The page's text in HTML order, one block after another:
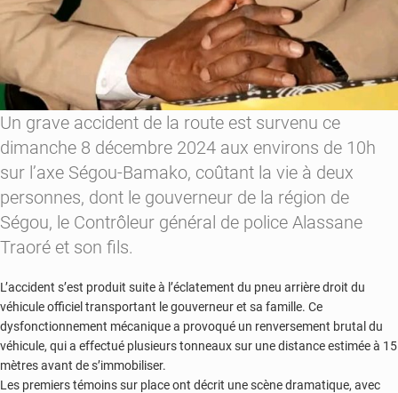
Un grave accident de la route est survenu ce
dimanche 8 décembre 2024 aux environs de 10h
sur l’axe Ségou-Bamako, coûtant la vie à deux
personnes, dont le gouverneur de la région de
Ségou, le Contrôleur général de police Alassane
Traoré et son fils.
L’accident s’est produit suite à l’éclatement du pneu arrière droit du
véhicule officiel transportant le gouverneur et sa famille. Ce
dysfonctionnement mécanique a provoqué un renversement brutal du
véhicule, qui a effectué plusieurs tonneaux sur une distance estimée à 15
mètres avant de s’immobiliser.
Les premiers témoins sur place ont décrit une scène dramatique, avec